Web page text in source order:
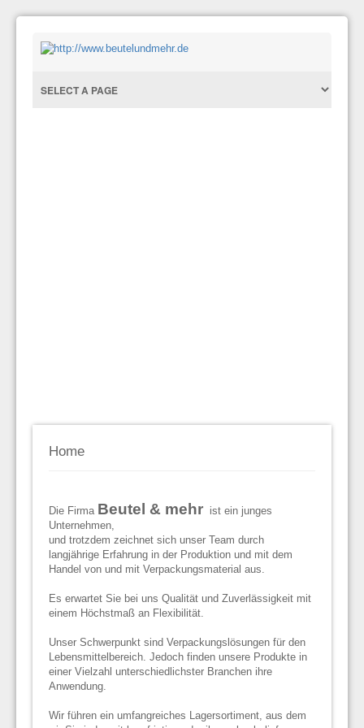
Home
Die Firma Beutel & mehr ist ein junges
Unternehmen,
und trotzdem zeichnet sich unser Team durch
langjährige Erfahrung in der Produktion und mit dem
Handel von und mit Verpackungsmaterial aus.
Es erwartet Sie bei uns Qualität und Zuverlässigkeit mit
einem Höchstmaß an Flexibilität.
Unser Schwerpunkt sind Verpackungslösungen für den
Lebensmittelbereich. Jedoch finden unsere Produkte in
einer Vielzahl unterschiedlichster Branchen ihre
Anwendung.
Wir führen ein umfangreiches Lagersortiment, aus dem